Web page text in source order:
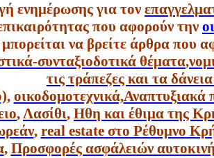
ενημέρωσης για τον
που αφορούν την
να βρείτε άρθρα που
συνταξιοδοτικά θέματα,
τις τράπεζες και τα
οικοδομοτεχνικά,Αναπτυξιακά
,Λασίθι, Ηθη και έθιμα της
, real estate στο Ρέθυμνο
, Προσφορές ασφάλειών